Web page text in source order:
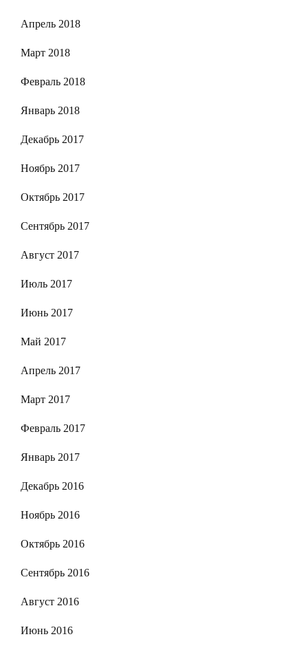
Апрель 2018
Март 2018
Февраль 2018
Январь 2018
Декабрь 2017
Ноябрь 2017
Октябрь 2017
Сентябрь 2017
Август 2017
Июль 2017
Июнь 2017
Май 2017
Апрель 2017
Март 2017
Февраль 2017
Январь 2017
Декабрь 2016
Ноябрь 2016
Октябрь 2016
Сентябрь 2016
Август 2016
Июнь 2016